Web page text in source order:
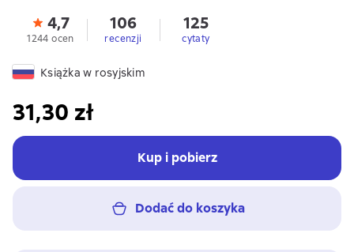
4,7
1244 ocen
106
recenzji
125
cytaty
Książka w rosyjskim
31,30 zł
Kup i pobierz
Dodać do koszyka